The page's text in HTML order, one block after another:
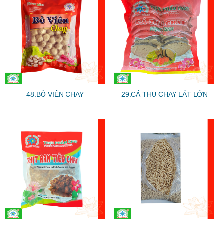
48.BÒ VIÊN CHAY 29.CÁ THU CHAY LÁT LỚN